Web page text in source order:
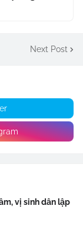
Next Post
vị sinh dân lập